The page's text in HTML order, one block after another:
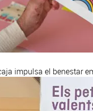
impulsa el benestar